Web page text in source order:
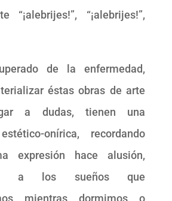
“¡alebrijes!”, “¡alebrijes!”,
de la enfermedad,
éstas obras de arte
a dudas, tienen una
onírica, recordando
expresión hace alusión,
a los sueños que
mientras dormimos o